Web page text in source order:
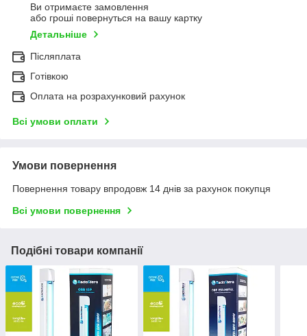
Ви отримаєте замовлення
або гроші повернуться на вашу картку
Детальніше
Післяплата
Готівкою
Оплата на розрахунковий рахунок
Всі умови оплати
Умови повернення
Повернення товару впродовж 14 днів за рахунок покупця
Всі умови повернення
Подібні товари компанії